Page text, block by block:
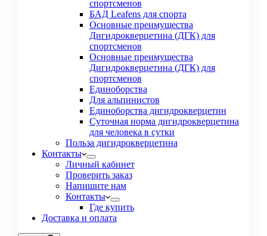
спортсменов
БАД Leafens для спорта
Основные преимущества
Дигидрокверцетина (ДГК) для
спортсменов
Основные преимущества
Дигидрокверцетина (ДГК) для
спортсменов
Единоборства
Для альпинистов
Единоборства дигидрокверцетин
Суточная норма дигидрокверцетина
для человека в сутки
Польза дигидрокверцетина
Контакты
Личный кабинет
Проверить заказ
Напишите нам
Контакты
Где купить
Доставка и оплата